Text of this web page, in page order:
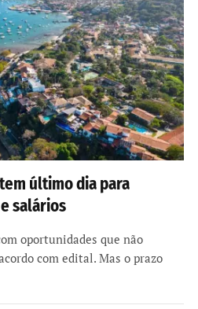
último dia para
salários
oportunidades que não
com edital. Mas o prazo